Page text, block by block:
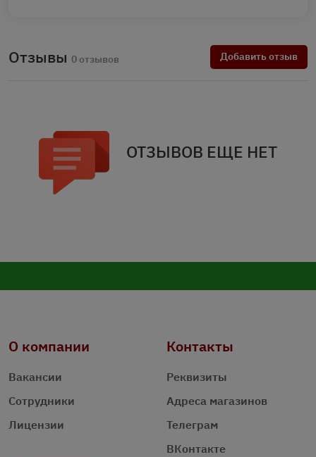
Отзывы 0 отзывов Добавить отзыв
ОТЗЫВОВ ЕЩЕ НЕТ
О компании
Вакансии
Сотрудники
Лицензии
Контакты
Реквизиты
Адреса магазинов
Телеграм
ВКонтакте